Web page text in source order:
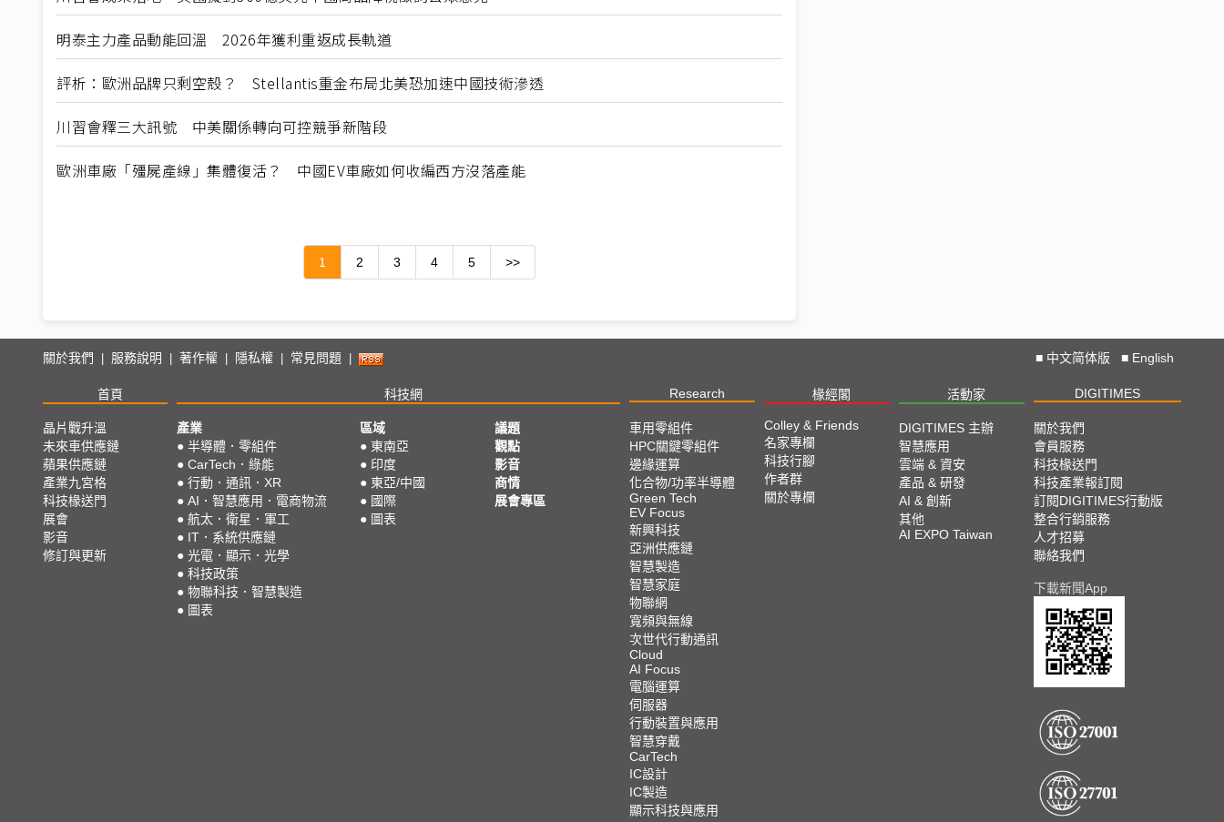
明泰主力產品動能回溫 2026年獲利重返成長軌道
評析：歐洲品牌只剩空殼？ Stellantis重金布局北美恐加速中國技術滲透
川習會釋三大訊號 中美關係轉向可控競爭新階段
歐洲車廠「殭屍產線」集體復活？ 中國EV車廠如何收編西方沒落產能
1 2 3 4 5 >>
關於我們 服務說明 著作權 隱私權 常見問題 ■ 中文简体版 ■ English
首頁 科技網 Research 椽經閣 活動家 DIGITIMES
晶片戰升溫
未來車供應鏈
蘋果供應鏈
產業九宮格
科技椽送門
展會
影音
修訂與更新
產業
● 半導體．零組件
● CarTech．綠能
● 行動．通訊．XR
● AI．智慧應用．電商物流
● 航太．衛星．軍工
● IT．系統供應鏈
● 光電．顯示．光學
● 科技政策
● 物聯科技．智慧製造
● 圖表
區域
● 東南亞
● 印度
● 東亞/中國
● 國際
● 圖表
議題
觀點
影音
商情
展會專區
車用零組件
HPC關鍵零組件
邊緣運算
化合物/功率半導體
Green Tech
EV Focus
新興科技
亞洲供應鏈
智慧製造
智慧家庭
物聯網
寬頻與無線
次世代行動通訊
Cloud
AI Focus
電腦運算
伺服器
行動裝置與應用
智慧穿戴
CarTech
IC設計
IC製造
顯示科技與應用
Colley & Friends
名家專欄
科技行腳
作者群
關於專欄
DIGITIMES 主辦
智慧應用
雲端 & 資安
產品 & 研發
AI & 創新
其他
AI EXPO Taiwan
關於我們
會員服務
科技椽送門
科技產業報訂閱
訂閱DIGITIMES行動版
整合行銷服務
人才招募
聯絡我們
下載新聞App